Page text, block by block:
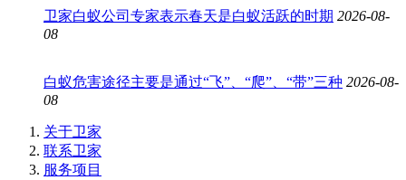
卫家白蚁公司专家表示春天是白蚁活跃的时期 2026-08-
08
白蚁危害途径主要是通过“飞”、“爬”、“带”三种 2026-08-
08
关于卫家
联系卫家
服务项目